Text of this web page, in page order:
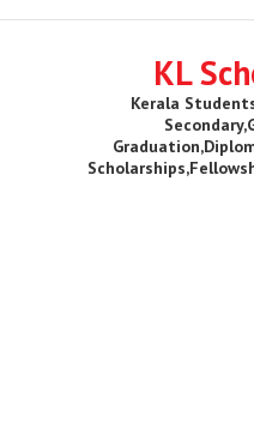
KL
Kerala